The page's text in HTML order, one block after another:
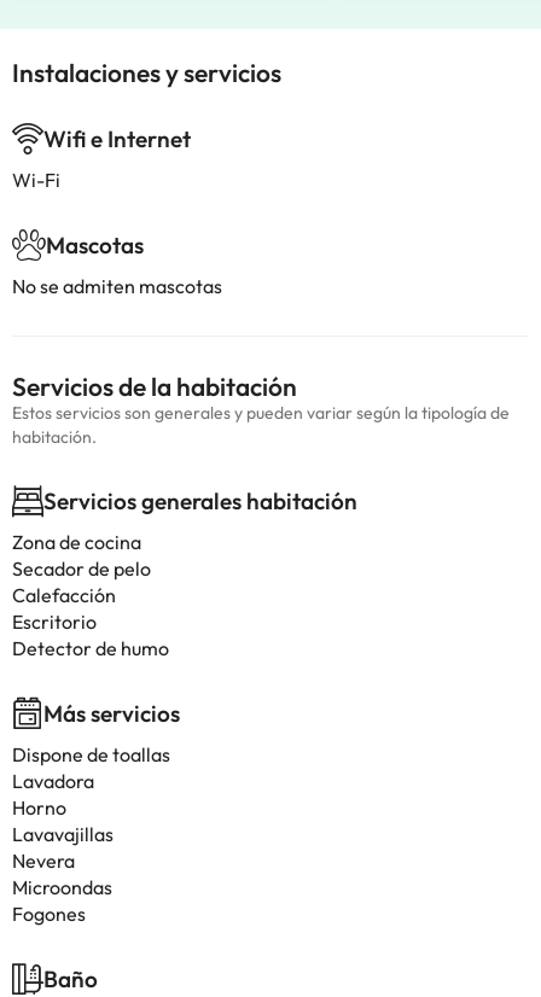
Instalaciones y servicios
Wifi e Internet
Wi-Fi
Mascotas
No se admiten mascotas
Servicios de la habitación
Estos servicios son generales y pueden variar según la tipología de
habitación.
Servicios generales habitación
Zona de cocina
Secador de pelo
Calefacción
Escritorio
Detector de humo
Más servicios
Dispone de toallas
Lavadora
Horno
Lavavajillas
Nevera
Microondas
Fogones
Baño